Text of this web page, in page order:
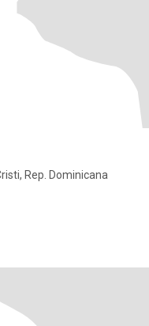
Rep. Dominicana